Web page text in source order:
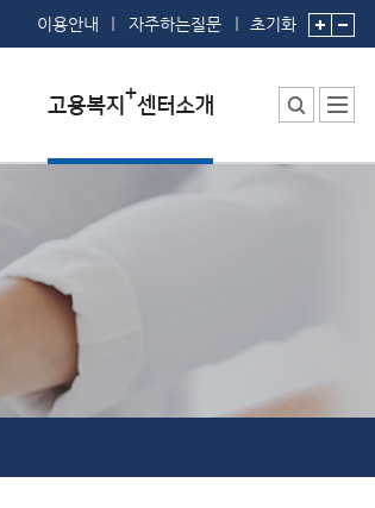
이용안내 자주하는질문 초기화
센터소장 인사말
센터에서 하는 일
부서 및 직원소개
시설안내
찾아오시는 길